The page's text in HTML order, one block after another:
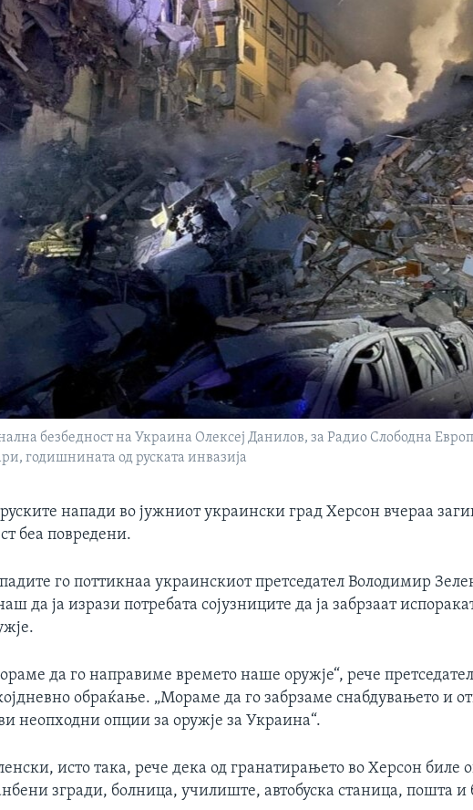
безбедност на Украина Олексеј Данилов, за Радио Слободна
годишнината од руската инвазија
напади во јужниот украински град Херсон вчераа
беа повредени.
го поттикнаа украинскиот претседател Володимир
да ја изрази потребата сојузниците да ја забрзаат
да го направиме времето наше оружје“, рече
обраќање. „Мораме да го забрзаме снабдувањето и
неопходни опции за оружје за Украина“.
исто така, рече дека од гранатирањето во Херсон биле
згради, болница, училиште, автобуска станица, пошта и